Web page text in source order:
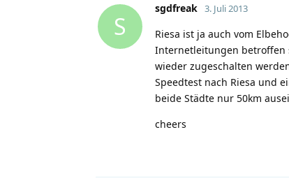
S
sgdfreak 3. Juli 2013
Riesa ist ja auch vom
Internetleitungen betroffen
wieder zugeschalten
Speedtest nach Riesa und
beide Städte nur 50km
cheers